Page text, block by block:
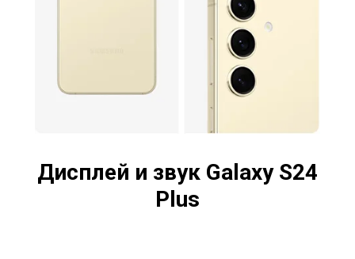
Дисплей и звук Galaxy S24
Plus